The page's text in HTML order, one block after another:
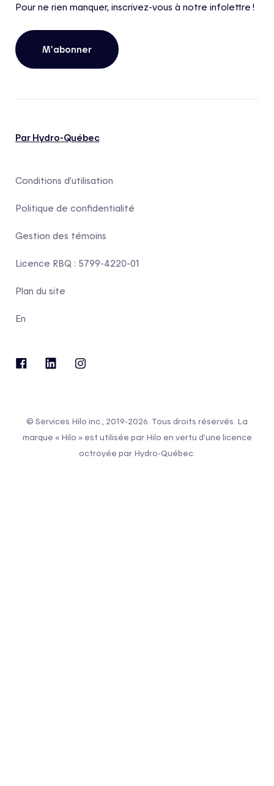
Pour ne rien manquer, inscrivez-vous à notre infolettre !
M’abonner
Par Hydro-Québec
Conditions d’utilisation
Politique de confidentialité
Gestion des témoins
Licence RBQ : 5799-4220-01
Plan du site
En
© Services Hilo inc., 2019-2026. Tous droits réservés. La
marque « Hilo » est utilisée par Hilo en vertu d’une licence
octroyée par Hydro-Québec.